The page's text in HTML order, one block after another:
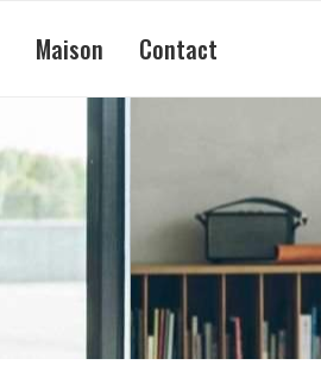
Maison Contact